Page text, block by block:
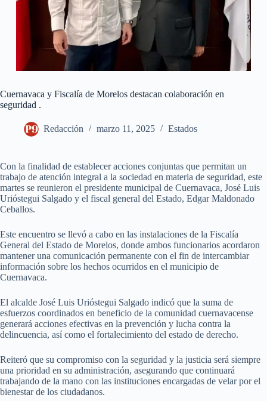
Cuernavaca y Fiscalía de Morelos destacan colaboración en
seguridad .
Redacción marzo 11, 2025 Estados
Con la finalidad de establecer acciones conjuntas que permitan un
trabajo de atención integral a la sociedad en materia de seguridad, este
martes se reunieron el presidente municipal de Cuernavaca, José Luis
Urióstegui Salgado y el fiscal general del Estado, Edgar Maldonado
Ceballos.
Este encuentro se llevó a cabo en las instalaciones de la Fiscalía
General del Estado de Morelos, donde ambos funcionarios acordaron
mantener una comunicación permanente con el fin de intercambiar
información sobre los hechos ocurridos en el municipio de
Cuernavaca.
El alcalde José Luis Urióstegui Salgado indicó que la suma de
esfuerzos coordinados en beneficio de la comunidad cuernavacense
generará acciones efectivas en la prevención y lucha contra la
delincuencia, así como el fortalecimiento del estado de derecho.
Reiteró que su compromiso con la seguridad y la justicia será siempre
una prioridad en su administración, asegurando que continuará
trabajando de la mano con las instituciones encargadas de velar por el
bienestar de los ciudadanos.